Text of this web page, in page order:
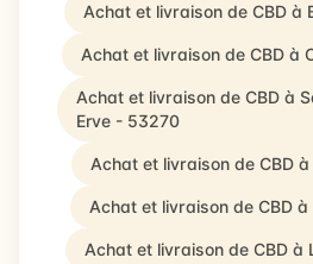
Achat et livraison de CBD à
Achat et livraison de CBD à
Achat et livraison de CBD à
Erve - 53270
Achat et livraison de CBD
Achat et livraison de CBD
Achat et livraison de CBD à